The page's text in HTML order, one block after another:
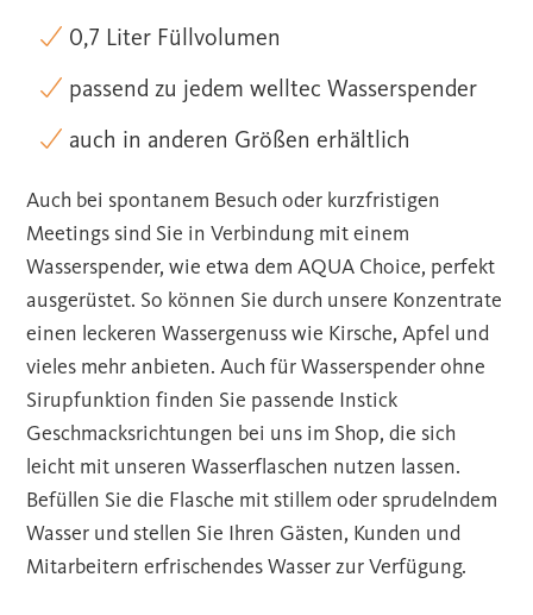
0,7 Liter Füllvolumen
passend zu jedem welltec Wasserspender
auch in anderen Größen erhältlich
Auch bei spontanem Besuch oder kurzfristigen
Meetings sind Sie in Verbindung mit einem
Wasserspender, wie etwa dem AQUA Choice, perfekt
ausgerüstet. So können Sie durch unsere Konzentrate
einen leckeren Wassergenuss wie Kirsche, Apfel und
vieles mehr anbieten. Auch für Wasserspender ohne
Sirupfunktion finden Sie passende Instick
Geschmacksrichtungen bei uns im Shop, die sich
leicht mit unseren Wasserflaschen nutzen lassen.
Befüllen Sie die Flasche mit stillem oder sprudelndem
Wasser und stellen Sie Ihren Gästen, Kunden und
Mitarbeitern erfrischendes Wasser zur Verfügung.